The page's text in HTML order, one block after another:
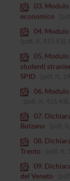
03.
economico
04.
05.
studenti
SPID
06.
07.
Bolzano
08.
Trento
09.
del Veneto